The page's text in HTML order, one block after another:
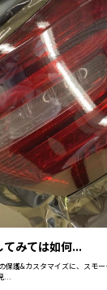
みては如何...
保護&カスタマイズに、スモ